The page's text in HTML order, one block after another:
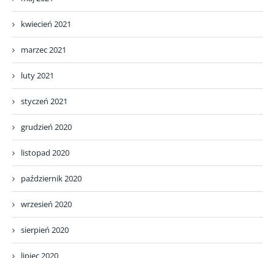
kwiecień 2021
marzec 2021
luty 2021
styczeń 2021
grudzień 2020
listopad 2020
październik 2020
wrzesień 2020
sierpień 2020
lipiec 2020